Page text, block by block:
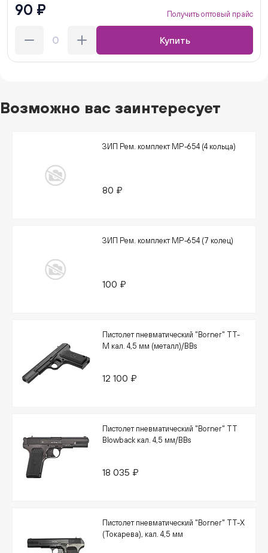
90 ₽ Получить оптовый прайс
Купить
Возможно вас заинтересует
ЗИП Рем. комплект МР-654 (4 кольца)
80 ₽
ЗИП Рем. комплект МР-654 (7 колец)
100 ₽
Пистолет пневматический "Borner" TT-
М кал. 4,5 мм (металл)/BBs
12 100 ₽
Пистолет пневматический "Borner" TT
Blowback кал. 4,5 мм/BBs
18 035 ₽
Пистолет пневматический "Borner" TT-X
(Токарева), кал. 4,5 мм